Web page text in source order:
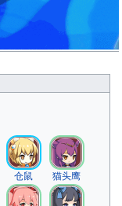
仓鼠 猫头鹰